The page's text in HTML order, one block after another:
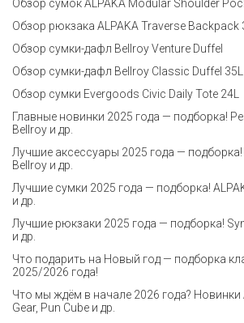
Обзор сумок ALPAKA Modular Shoulder
Обзор рюкзака ALPAKA Traverse Backpack
Обзор сумки-дафл Bellroy Venture Duffel
Обзор сумки-дафл Bellroy Classic Duffel 35L
Обзор сумки Evergoods Civic Daily Tote 24L
Главные новинки 2025 года — подборка!
Bellroy и др.
Лучшие аксессуары 2025 года — подборка!
Bellroy и др.
Лучшие сумки 2025 года — подборка!
и др.
Лучшие рюкзаки 2025 года — подборка!
и др.
Что подарить на Новый год — подборка
2025/2026 года!
Что мы ждём в начале 2026 года? Новинки
Gear, Pun Cube и др.